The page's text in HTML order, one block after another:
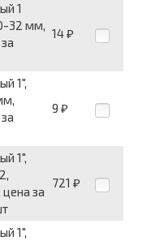
1
32 мм,
14 ₽
1",
9 ₽
1",
за
721 ₽
1",